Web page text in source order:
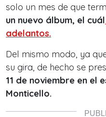
solo un mes de que
un nuevo álbum, el cuál
adelantos.
Del mismo modo, ya
su gira, de hecho se
11 de noviembre en el
Monticello.